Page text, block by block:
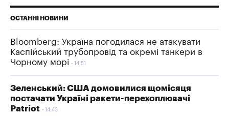
ОСТАННІ НОВИНИ
Bloomberg: Україна погодилася не атакувати
Каспійський трубопровід та окремі танкери в
Чорному морі
14:51
Зеленський: США домовилися щомісяця
постачати Україні ракети-перехоплювачі
Patriot
14:43